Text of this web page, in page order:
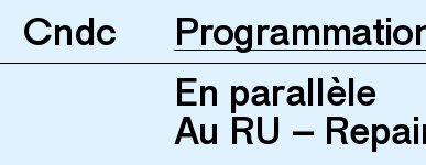
Cndc
En parallèle
Au RU –